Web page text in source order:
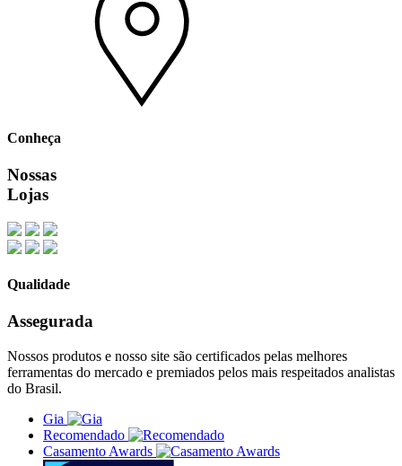
Conheça
Nossas
Lojas
Qualidade
Assegurada
Nossos produtos e nosso site são certificados pelas melhores
ferramentas do mercado e premiados pelos mais respeitados analistas
do Brasil.
Gia
Recomendado
Casamento Awards